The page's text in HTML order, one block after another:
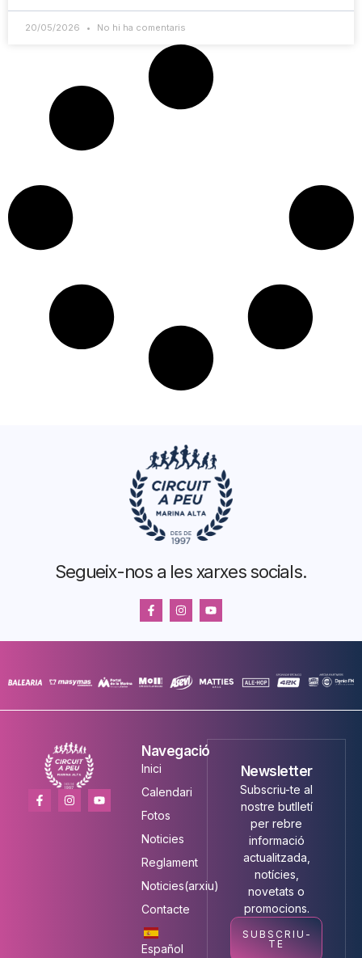
20/05/2026 No hi ha comentaris
Segueix-nos a les xarxes socials.
Navegació
Inici
Calendari
Fotos
Noticies
Reglament
Noticies(arxiu)
Contacte
Español
Newsletter
Subscriu-te al
nostre butlletí
per rebre
informació
actualitzada,
notícies,
novetats o
promocions.
SUBSCRIU-
TE